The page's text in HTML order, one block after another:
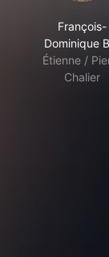
François-
Dominique
Étienne /
Chalier